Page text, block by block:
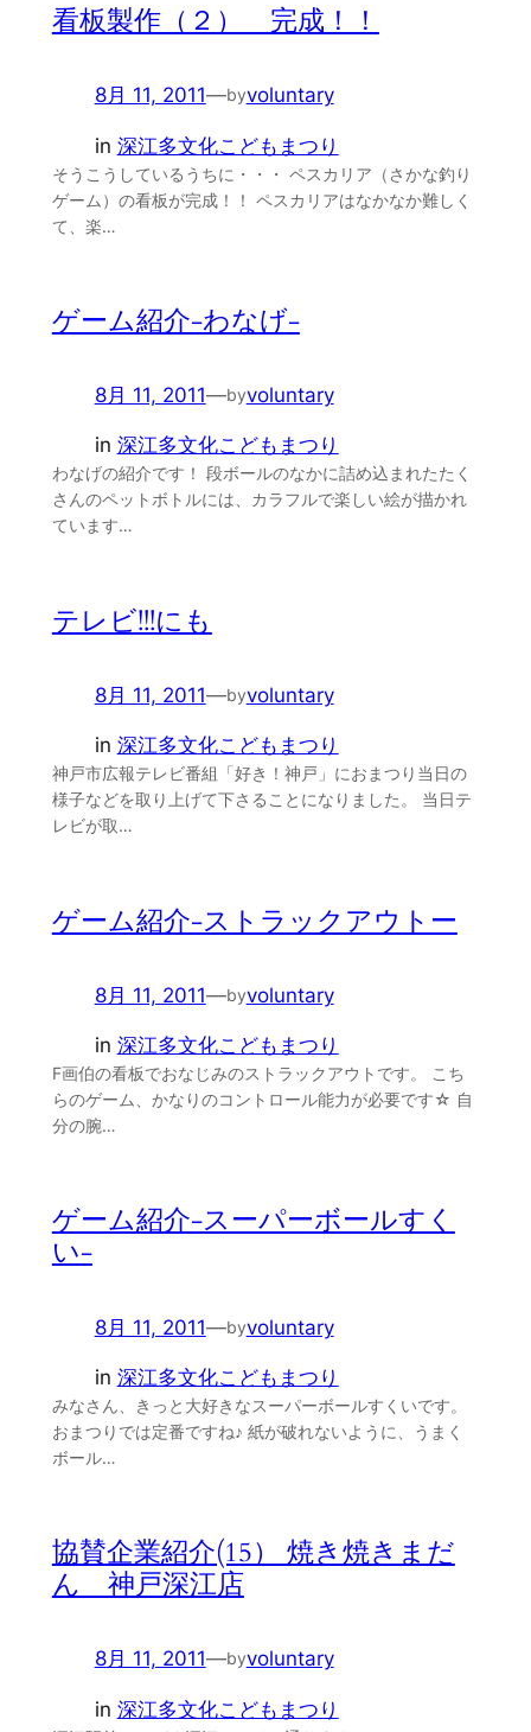
看板製作（２） 完成！！
8月 11, 2011—byvoluntary
in 深江多文化こどもまつり
そうこうしているうちに・・・ ペスカリア（さかな釣り
ゲーム）の看板が完成！！ ペスカリアはなかなか難しく
て、楽…
ゲーム紹介-わなげ-
8月 11, 2011—byvoluntary
in 深江多文化こどもまつり
わなげの紹介です！ 段ボールのなかに詰め込まれたたく
さんのペットボトルには、カラフルで楽しい絵が描かれ
ています…
テレビ!!!にも
8月 11, 2011—byvoluntary
in 深江多文化こどもまつり
神戸市広報テレビ番組「好き！神戸」におまつり当日の
様子などを取り上げて下さることになりました。 当日テ
レビが取…
ゲーム紹介-ストラックアウトー
8月 11, 2011—byvoluntary
in 深江多文化こどもまつり
F画伯の看板でおなじみのストラックアウトです。 こち
らのゲーム、かなりのコントロール能力が必要です☆ 自
分の腕…
ゲーム紹介-スーパーボールすく
い-
8月 11, 2011—byvoluntary
in 深江多文化こどもまつり
みなさん、きっと大好きなスーパーボールすくいです。
おまつりでは定番ですね♪ 紙が破れないように、うまく
ボール…
協賛企業紹介(15） 焼き焼きまだ
ん 神戸深江店
8月 11, 2011—byvoluntary
in 深江多文化こどもまつり